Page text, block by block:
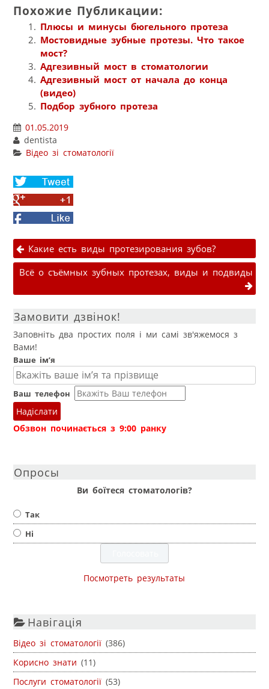
Похожие Публикации:
Плюсы и минусы бюгельного протеза
Мостовидные зубные протезы. Что такое
мост?
Адгезивный мост в стоматологии
Адгезивный мост от начала до конца
(видео)
Подбор зубного протеза
01.05.2019
dentista
Відео зі стоматології
Share
on
Twitter
Share
on
Google+
Facebook
Навігація публікаціями
Какие есть виды протезирования зубов?
Всё о съёмных зубных протезах, виды и подвиды
Замовити дзвінок!
Заповніть два простих поля і ми самі зв'яжемося з
Вами!
Ваше ім’я
Ваш телефон
Надіслати
Обзвон починається з 9:00 ранку
Опросы
Ви боїтеся стоматологів?
Так
Ні
Посмотреть результаты
Навігація
Відео зі стоматології (386)
Корисно знати (11)
Послуги стоматології (53)